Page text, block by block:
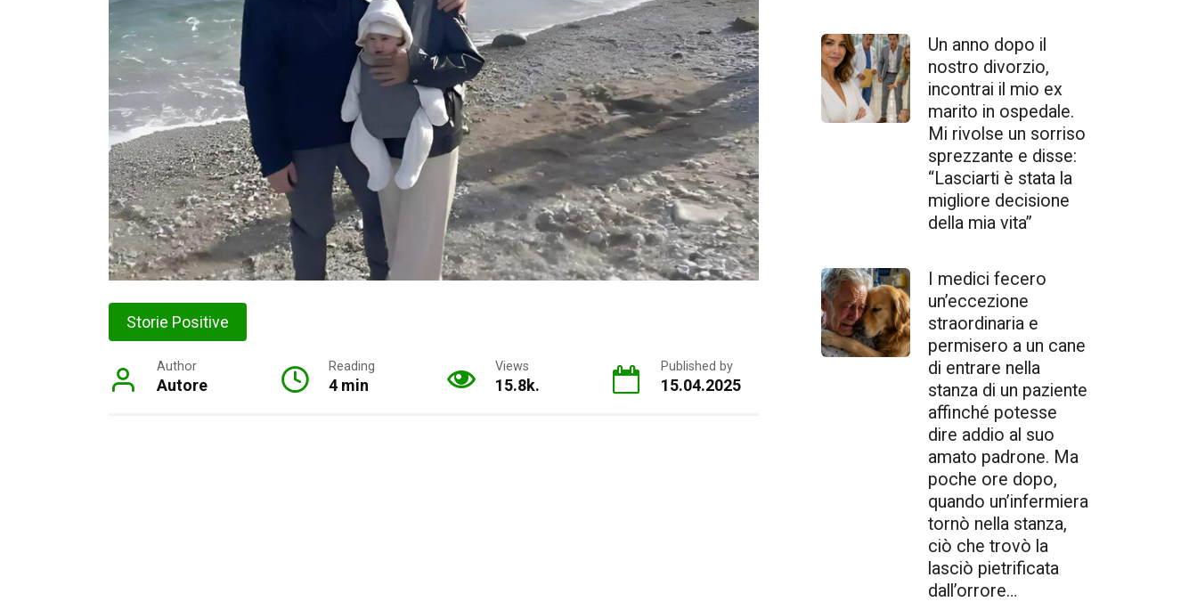
Storie Positive
Author
Autore
Reading
4 min
Views
15.8k.
Published by
15.04.2025
Un anno dopo il
nostro divorzio,
incontrai il mio ex
marito in ospedale.
Mi rivolse un sorriso
sprezzante e disse:
“Lasciarti è stata la
migliore decisione
della mia vita”
I medici fecero
un’eccezione
straordinaria e
permisero a un cane
di entrare nella
stanza di un paziente
affinché potesse
dire addio al suo
amato padrone. Ma
poche ore dopo,
quando un’infermiera
tornò nella stanza,
ciò che trovò la
lasciò pietrificata
dall’orrore…